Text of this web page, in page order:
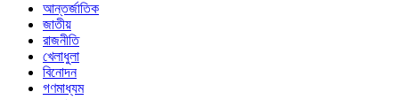
আন্তর্জাতিক
জাতীয়
রাজনীতি
খেলাধুলা
বিনোদন
গণমাধ্যম